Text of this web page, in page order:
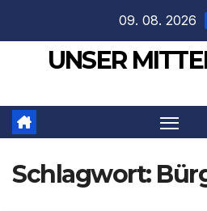
springen
09. 08. 2026
UNSER
Schlagwort: